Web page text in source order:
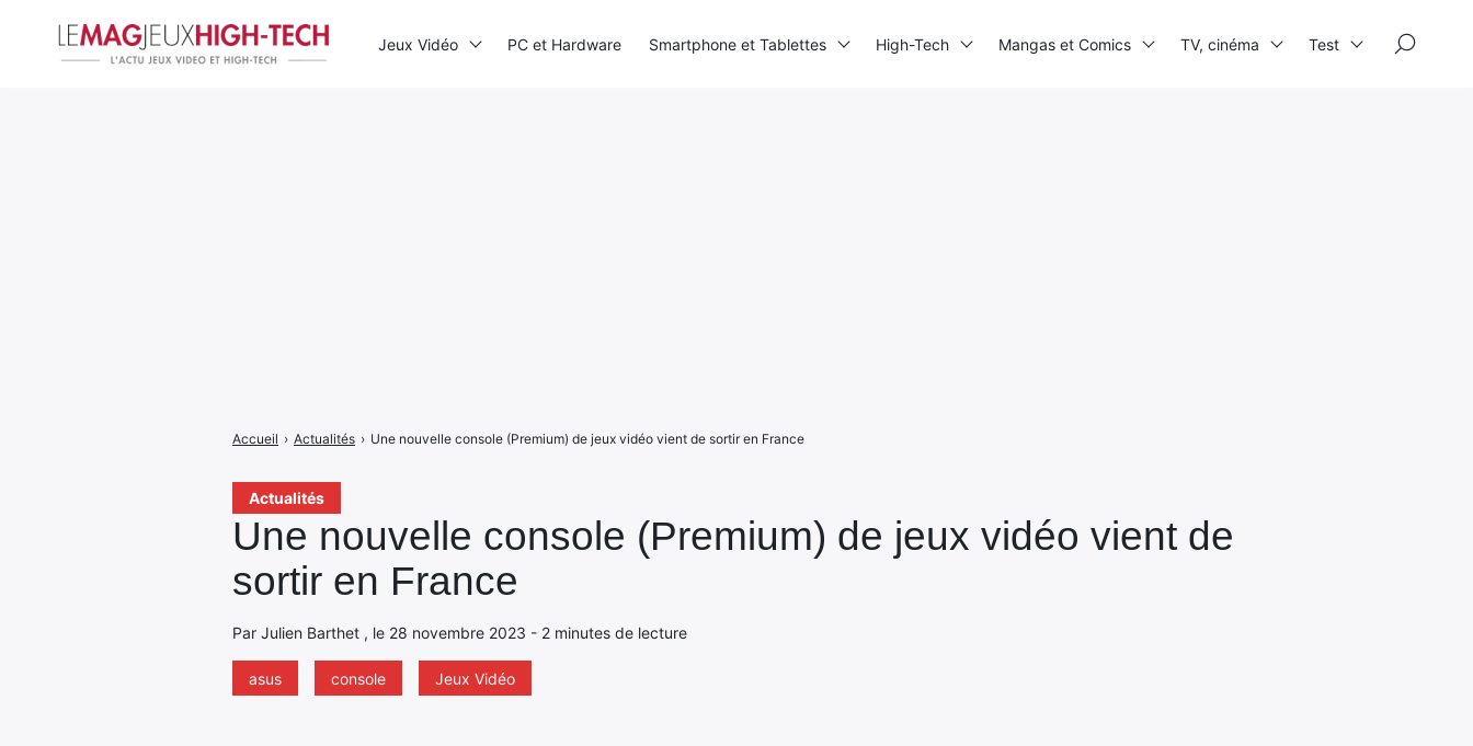
Actualités
Une nouvelle console (Premium) de jeux vidéo vient de
sortir en France
Par Julien Barthet , le 28 novembre 2023 - 2 minutes de lecture
asus console Jeux Vidéo
Accueil › Actualités › Une nouvelle console (Premium) de jeux vidéo vient de sortir en France
Jeux Vidéo PC et Hardware Smartphone et Tablettes High-Tech Mangas et Comics TV, cinéma Test